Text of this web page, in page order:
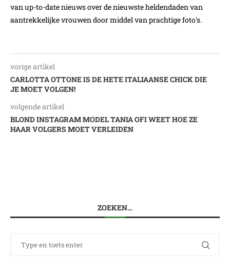
van up-to-date nieuws over de nieuwste heldendaden van
aantrekkelijke vrouwen door middel van prachtige foto's.
vorige artikel
CARLOTTA OTTONE IS DE HETE ITALIAANSE CHICK DIE
JE MOET VOLGEN!
volgende artikel
BLOND INSTAGRAM MODEL TANIA OFI WEET HOE ZE
HAAR VOLGERS MOET VERLEIDEN
ZOEKEN…